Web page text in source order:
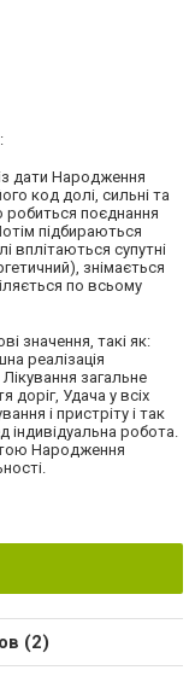
дати Народження
код долі, сильні та
робиться поєднання
підбираються
вплітаються супутні
знімається
по всьому
значення, такі як:
реалізація
загальне
доріг, Удача у всіх
і пристріту і так
робота.
Народження
(2)